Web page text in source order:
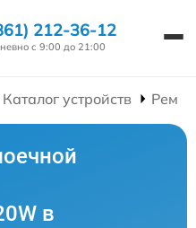
212-36-12
с 9:00 до 21:00
Каталог устройств
в